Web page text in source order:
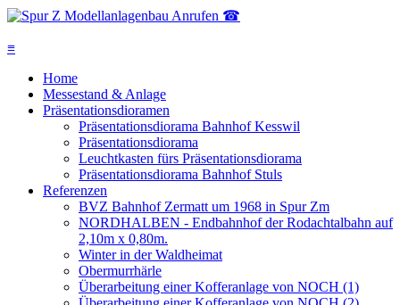
Anrufen ☎
≡
Home
Messestand & Anlage
Präsentationsdioramen
Präsentationsdiorama Bahnhof Kesswil
Präsentationsdiorama
Leuchtkasten fürs Präsentationsdiorama
Präsentationsdiorama Bahnhof Stuls
Referenzen
BVZ Bahnhof Zermatt um 1968 in Spur Zm
NORDHALBEN - Endbahnhof der Rodachtalbahn auf
2,10m x 0,80m.
Winter in der Waldheimat
Obermurrhärle
Überarbeitung einer Kofferanlage von NOCH (1)